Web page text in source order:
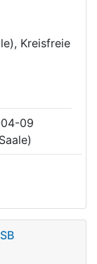
Kreisfreie
09